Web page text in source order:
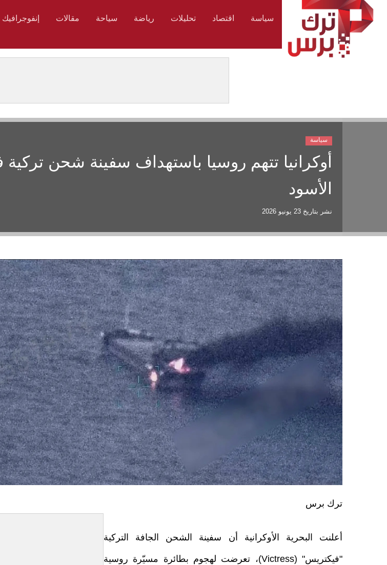
سياسة اقتصاد تحليلات رياضة سياحة مقالات إنفوجرافيك
أوكرانيا تتهم روسيا باستهداف سفينة شحن تركية
الأسود
نشر بتاريخ 23 يونيو 2026
سياسة
ترك برس
أعلنت البحرية الأوكرانية أن سفينة الشحن الجافة التركية
"فيكتريس" (Victress)، تعرضت لهجوم بطائرة مسيّرة روسية